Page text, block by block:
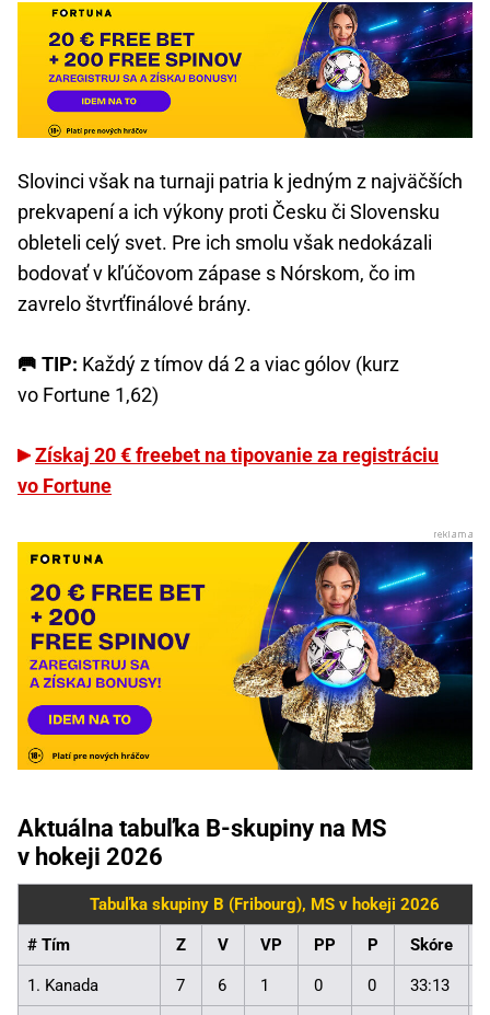
Slovinci však na turnaji patria k jedným z najväčších
prekvapení a ich výkony proti Česku či Slovensku
obleteli celý svet. Pre ich smolu však nedokázali
bodovať v kľúčovom zápase s Nórskom, čo im
zavrelo štvrťfinálové brány.
🥅 TIP: Každý z tímov dá 2 a viac gólov (kurz
vo Fortune 1,62)
Získaj 20 € freebet na tipovanie za registráciu
vo Fortune
Aktuálna tabuľka B-skupiny na MS
v hokeji 2026
Tabuľka skupiny B (Fribourg), MS v hokeji 2026
# Tím Z V VP PP P Skóre
1. Kanada 7 6 1 0 0 33:13